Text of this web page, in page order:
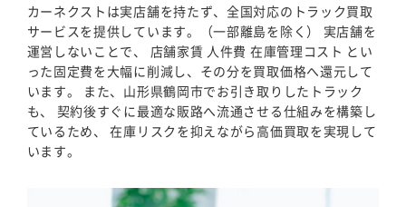
カーネクストは実店舗を持たず、全国対応のトラック買取
サービスを提供しています。（一部離島を除く） 実店舗を
運営しないことで、 店舗家賃 人件費 在庫管理コスト とい
った固定費を大幅に削減し、その分を買取価格へ還元して
います。 また、山形県鶴岡市でお引き取りしたトラック
も、 契約後すぐに最適な販路へ流通させる仕組みを構築し
ているため、 在庫リスクを抑えながら高価買取を実現して
います。